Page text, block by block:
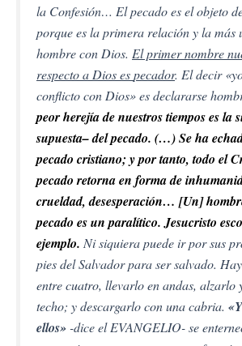
la Confesión… El pecado es el objeto
porque es la primera relación y la más
hombre con Dios. El primer nombre
respecto a Dios especador. El decir
conflicto con Dios» es declararse
peor herejía de nuestros tiempos es la
supuesta– del pecado. (…) Se ha
pecado cristiano; y por tanto, todo el
pecado retorna en forma de
crueldad, desesperación… [Un]
pecado es un paralítico. Jesucristo
ejemplo. Ni siquiera puede ir por sus
pies del Salvador para ser salvado.
entre cuatro, llevarlo en andas, alzarlo
techo; y descargarlo con una cabria.
ellos» -dice el EVANGELIO- se